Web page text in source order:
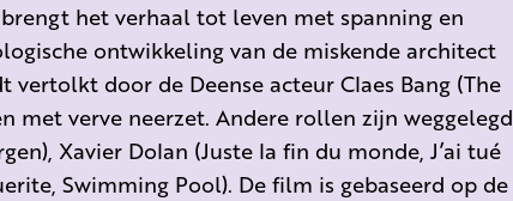
het verhaal tot leven met spanning en
ontwikkeling van de miskende architect
door de Deense acteur Claes Bang (The
met verve neerzet. Andere rollen zijn weggelegd
Xavier Dolan (Juste la fin du monde, J’ai tué
Swimming Pool). De film is gebaseerd op de